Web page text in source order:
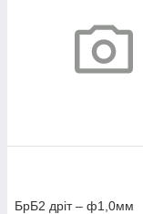
БрБ2 дріт – ф1,0мм